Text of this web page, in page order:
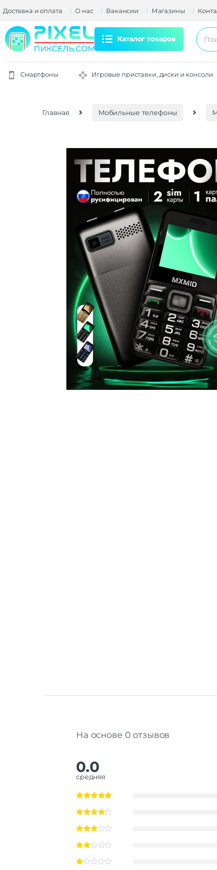
Доставка и оплата О нас Вакансии Магазины
Каталог товаров
Смартфоны Игровые приставки, диски и консоли
Главная Мобильные телефоны
На основе 0 отзывов
0.0
средняя